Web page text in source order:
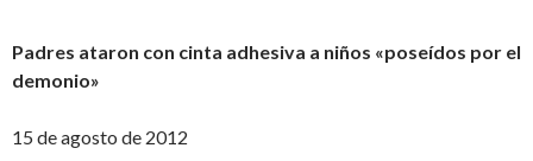
Padres ataron con cinta adhesiva a niños «poseídos por el
demonio»
15 de agosto de 2012